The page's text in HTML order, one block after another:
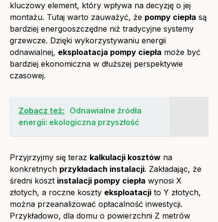
kluczowy element, który wpływa na decyzję o jej
montażu. Tutaj warto zauważyć, że pompy ciepła są
bardziej energooszczędne niż tradycyjne systemy
grzewcze. Dzięki wykorzystywaniu energii
odnawialnej, eksploatacja pompy ciepła może być
bardziej ekonomiczna w dłuższej perspektywie
czasowej.
Zobacz też: Odnawialne źródła
energii: ekologiczna przyszłość
Przyjrzyjmy się teraz kalkulacji kosztów na
konkretnych przykładach instalacji. Zakładając, że
średni koszt instalacji pompy ciepła wynosi X
złotych, a roczne koszty eksploatacji to Y złotych,
można przeanalizować opłacalność inwestycji.
Przykładowo, dla domu o powierzchni Z metrów